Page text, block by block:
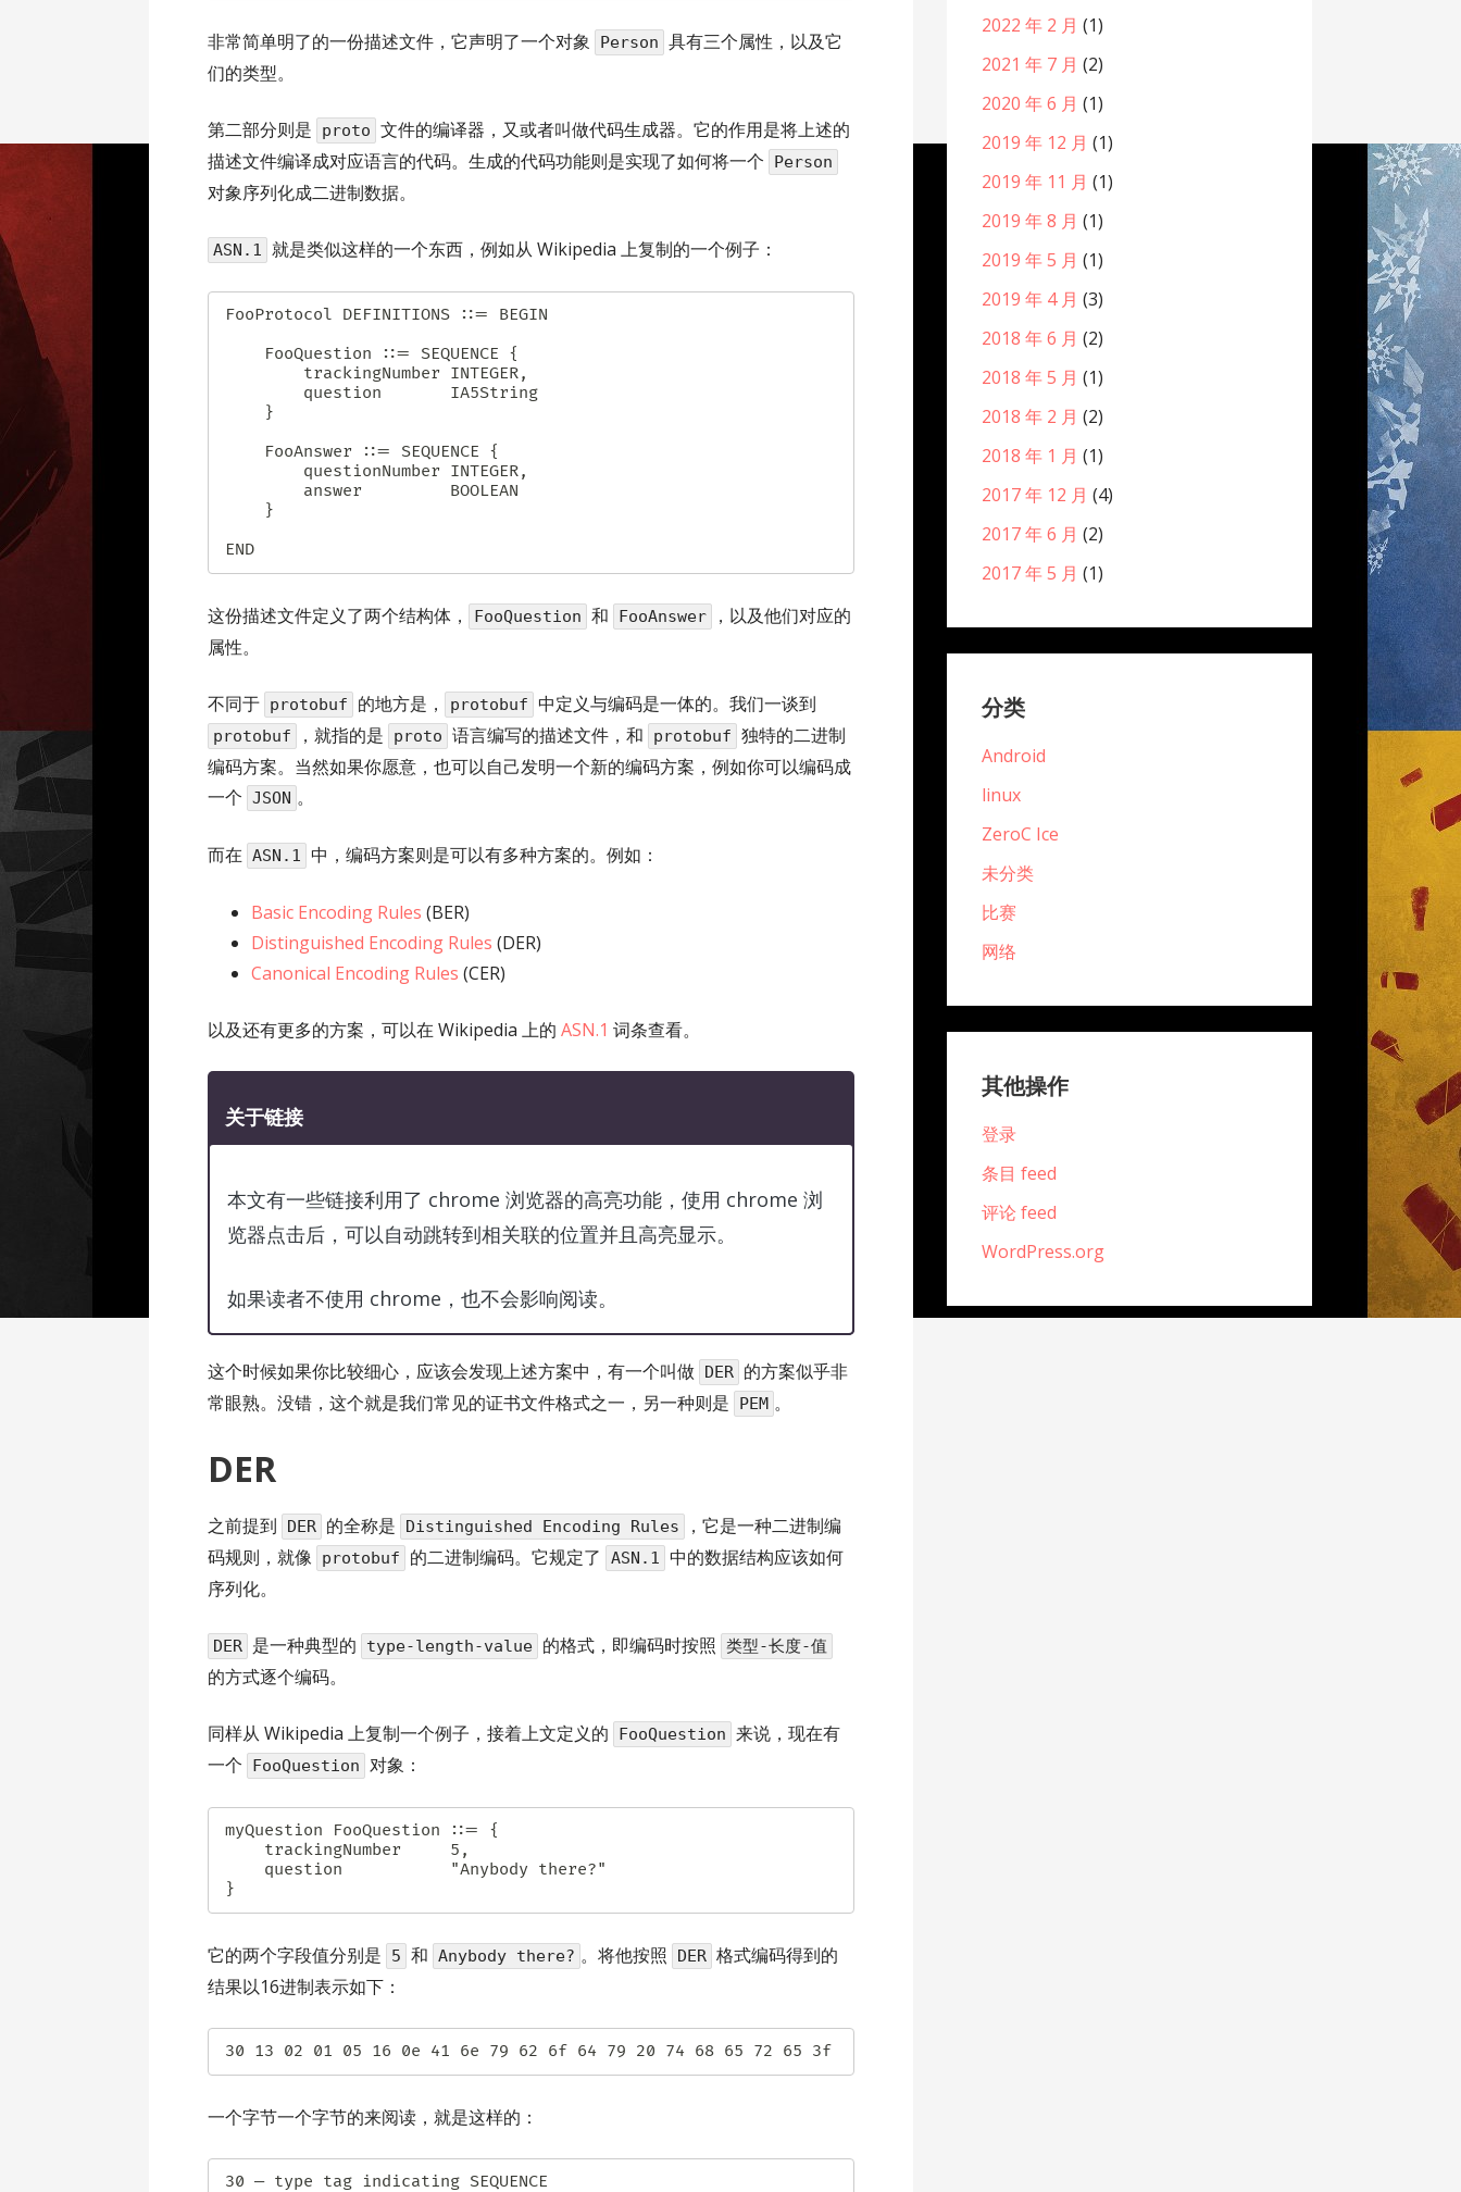
非常简单明了的一份描述文件，它声明了一个对象 Person 具有三个属性，以及它
们的类型。
第二部分则是 proto 文件的编译器，又或者叫做代码生成器。它的作用是将上述的
描述文件编译成对应语言的代码。生成的代码功能则是实现了如何将一个
Person
对象序列化成二进制数据。
ASN.1 就是类似这样的一个东西，例如从 Wikipedia 上复制的一个例子：
FooProtocol DEFINITIONS ::= BEGIN
END
这份描述文件定义了两个结构体， FooQuestion 和 FooAnswer
，以及他们对应的
属性。
不同于 protobuf 的地方是， protobuf 中定义与编码是一体的。我们一谈到
protobuf ，就指的是 proto 语言编写的描述文件，和 protobuf 独特的二进制
编码方案。当然如果你愿意，也可以自己发明一个新的编码方案，例如你可以编码成
一个 JSON 。
而在 ASN.1 中，编码方案则是可以有多种方案的。例如：
Basic Encoding Rules (BER)
Distinguished Encoding Rules (DER)
Canonical Encoding Rules (CER)
以及还有更多的方案，可以在 Wikipedia 上的ASN.1 词条查看。
关于链接
本文有一些链接利用了 chrome 浏览器的高亮功能，使用 chrome 浏
览器点击后，可以自动跳转到相关联的位置并且高亮显示。
如果读者不使用 chrome，也不会影响阅读。
这个时候如果你比较细心，应该会发现上述方案中，有一个叫做 DER 的方案似乎非
常眼熟。没错，这个就是我们常见的证书文件格式之一，另一种则是
PEM 。
DER
之前提到 DER 的全称是 Distinguished Encoding Rules
，它是一种二进制编
码规则，就像
protobuf 的二进制编码。它规定了 ASN.1 中的数据结构应该如何
序列化。
DER 是一种典型的 type-length-value 的格式，即编码时按照 类型-长度-值
的方式逐个编码。
同样从 Wikipedia 上复制一个例子，接着上文定义的 FooQuestion 来说，现在有
一个
FooQuestion 对象：
myQuestion FooQuestion ::= {
}
它的两个字段值分别是 5 和 Anybody there? 。将他按照 DER 格式编码得到的
结果以16进制表示如下：
一个字节一个字节的来阅读，就是这样的：
30 — type tag indicating SEQUENCE
2022 年 2 月 (1)
2021 年 7 月 (2)
2020 年 6 月 (1)
2019 年 12 月 (1)
2019 年 11 月 (1)
2019 年 8 月 (1)
2019 年 5 月 (1)
2019 年 4 月 (3)
2018 年 6 月 (2)
2018 年 5 月 (1)
2018 年 2 月 (2)
2018 年 1 月 (1)
2017 年 12 月 (4)
2017 年 6 月 (2)
2017 年 5 月 (1)
分类
Android
linux
ZeroC Ice
未分类
比赛
网络
其他操作
登录
条目 feed
评论 feed
WordPress.org